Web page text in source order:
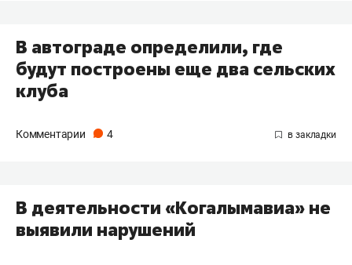
В автограде определили, где
будут построены еще два сельских
клуба
Комментарии 4
В деятельности «Когалымавиа» не
выявили нарушений